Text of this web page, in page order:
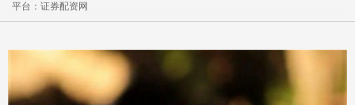
平台：证券配资网